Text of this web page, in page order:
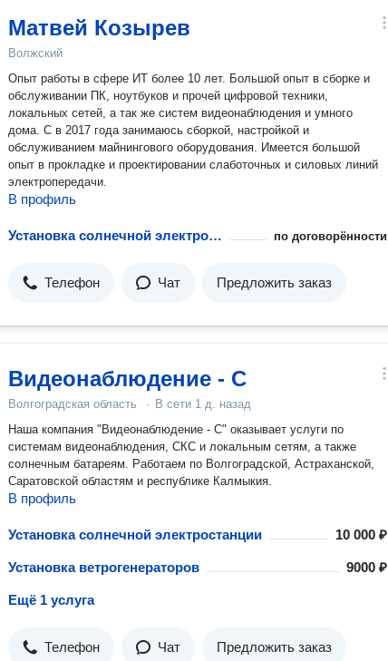
Матвей Козырев
Волжский
Опыт работы в сфере ИТ более 10 лет. Большой опыт в сборке и
обслуживании ПК, ноутбуков и прочей цифровой техники,
локальных сетей, а так же систем видеонаблюдения и умного
дома. С в 2017 года занимаюсь сборкой, настройкой и
обслуживанием майнингового оборудования. Имеется большой
опыт в прокладке и проектировании слаботочных и силовых линий
электропередачи.
В профиль
Установка солнечной электростанции по договорённости
Телефон Чат Предложить заказ
Видеонаблюдение - С
Волгоградская область · В сети 1 д. назад
Наша компания "Видеонаблюдение - С" оказывает услуги по
системам видеонаблюдения, СКС и локальным сетям, а также
солнечным батареям. Работаем по Волгоградской, Астраханской,
Саратовской областям и республике Калмыкия.
В профиль
Установка солнечной электростанции 10 000 ₽
Установка ветрогенераторов 9000 ₽
Ещё 1 услуга
Телефон Чат Предложить заказ